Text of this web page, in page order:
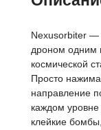
Nexusorbiter —
дроном одним
космической
Просто
направление
каждом
клейкие